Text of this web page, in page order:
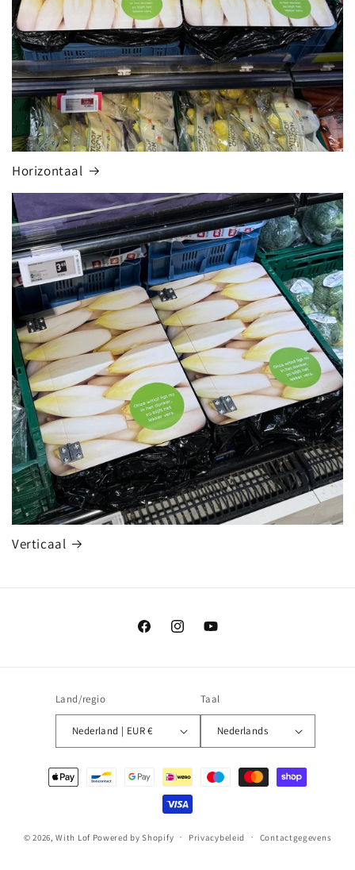
Horizontaal
Verticaal
FacebookInstagramYouTube
Land/regio
Nederland | EUR €
Taal
Nederlands
Betaalmethoden
© 2026,With Lof Powered by Shopify Privacybeleid Contactgegevens